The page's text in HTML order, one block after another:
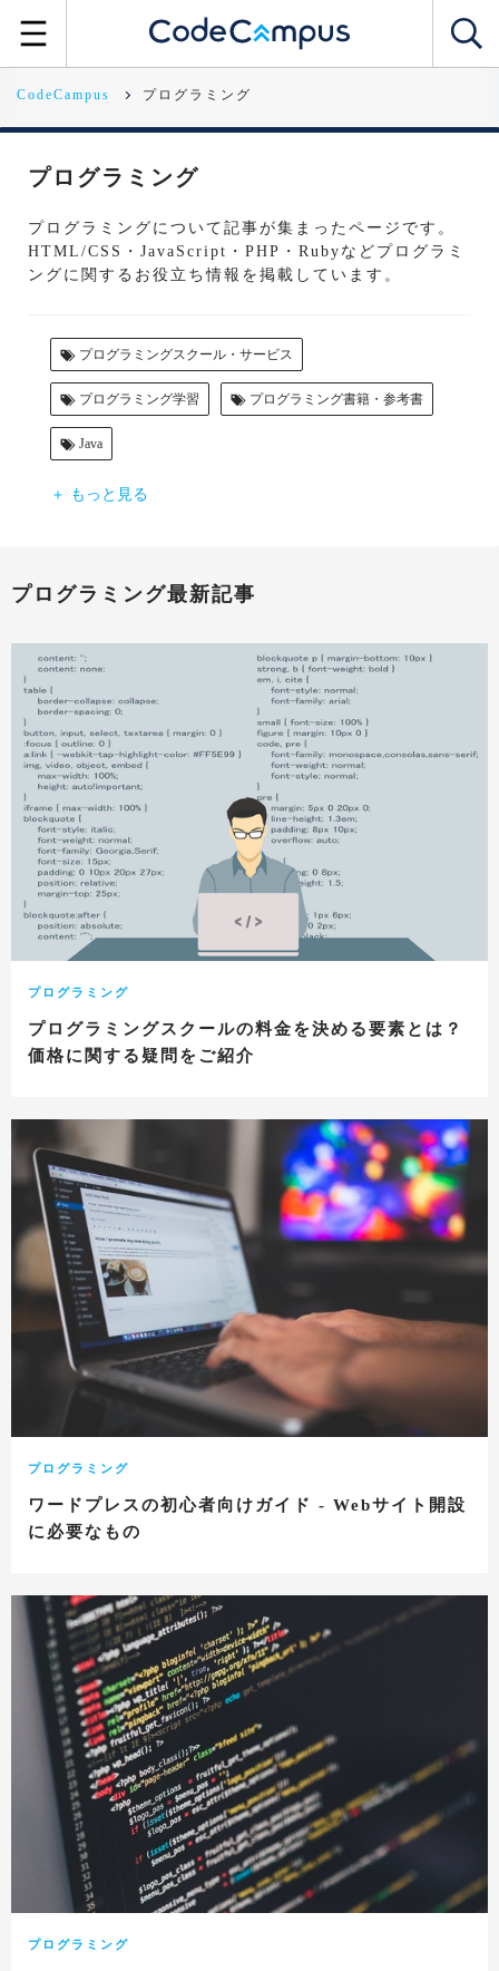
CodeCampus プログラミング
プログラミング
プログラミングについて記事が集まったページです。
HTML/CSS・JavaScript・PHP・Rubyなどプログラミ
ングに関するお役立ち情報を掲載しています。
プログラミングスクール・サービス
プログラミング学習 プログラミング書籍・参考書
Java
＋ もっと見る
プログラミング最新記事
プログラミング
プログラミングスクールの料金を決める要素とは？
価格に関する疑問をご紹介
プログラミング
ワードプレスの初心者向けガイド - Webサイト開設
に必要なもの
プログラミング